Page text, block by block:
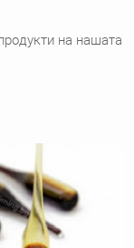
на нашата